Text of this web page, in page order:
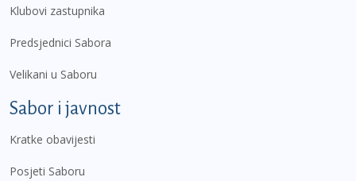
Klubovi zastupnika
Predsjednici Sabora
Velikani u Saboru
Sabor i javnost
Kratke obavijesti
Posjeti Saboru